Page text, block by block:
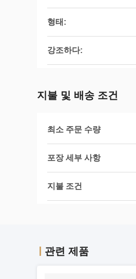
형태:
강조하다:
지불 및 배송 조건
최소 주문 수량
포장 세부 사항
지불 조건
관련 제품